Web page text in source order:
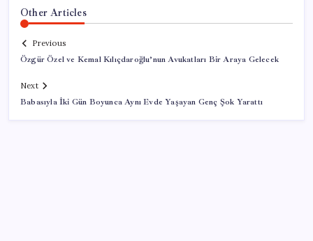
Other Articles
Previous
Özgür Özel ve Kemal Kılıçdaroğlu’nun Avukatları Bir Araya Gelecek
Next
Babasıyla İki Gün Boyunca Aynı Evde Yaşayan Genç Şok Yarattı